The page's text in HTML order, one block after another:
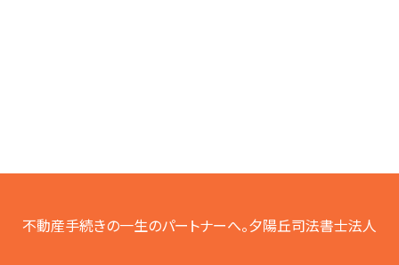
不動産手続きの一生のパートナーへ。夕陽丘司法書士法人